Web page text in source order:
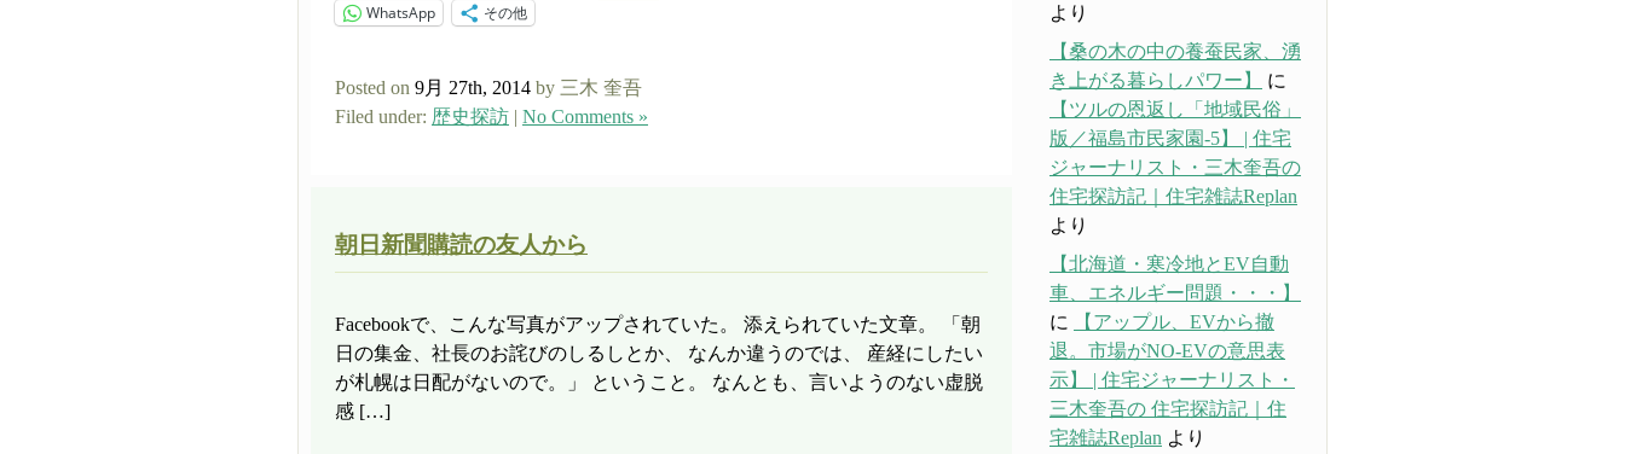
WhatsApp
その他
Posted on 9月 27th, 2014 by 三木 奎吾
Filed under: 歴史探訪 | No Comments »
朝日新聞購読の友人から
Facebookで、こんな写真がアップされていた。 添えられていた文章。 「朝
日の集金、社長のお詫びのしるしとか、 なんか違うのでは、 産経にしたい
が札幌は日配がないので。」 ということ。 なんとも、言いようのない虚脱
感 […]
より
【桑の木の中の養蚕民家、湧
き上がる暮らしパワー】
に
【ツルの恩返し「地域民俗」
版／福島市民家園-5】 | 住宅
ジャーナリスト・三木奎吾の
住宅探訪記｜住宅雑誌Replan
より
【北海道・寒冷地とEV自動
車、エネルギー問題・・・】
に
【アップル、EVから撤
退。市場がNO-EVの意思表
示】 | 住宅ジャーナリスト・
三木奎吾の 住宅探訪記｜住
宅雑誌Replan より